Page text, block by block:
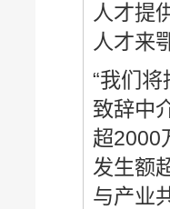
人才提
人才来
“我们
致辞中
超2000
发生额
与产业